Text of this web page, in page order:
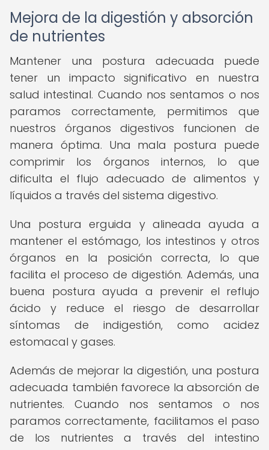
Mejora de la digestión y absorción
de nutrientes
Mantener una postura adecuada puede
tener un impacto significativo en nuestra
salud intestinal. Cuando nos sentamos o nos
paramos correctamente, permitimos que
nuestros órganos digestivos funcionen de
manera óptima. Una mala postura puede
comprimir los órganos internos, lo que
dificulta el flujo adecuado de alimentos y
líquidos a través del sistema digestivo.
Una postura erguida y alineada ayuda a
mantener el estómago, los intestinos y otros
órganos en la posición correcta, lo que
facilita el proceso de digestión. Además, una
buena postura ayuda a prevenir el reflujo
ácido y reduce el riesgo de desarrollar
síntomas de indigestión, como acidez
estomacal y gases.
Además de mejorar la digestión, una postura
adecuada también favorece la absorción de
nutrientes. Cuando nos sentamos o nos
paramos correctamente, facilitamos el paso
de los nutrientes a través del intestino